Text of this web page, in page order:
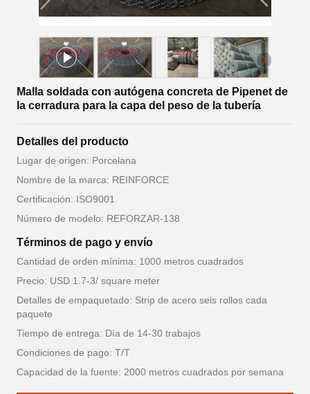
Malla soldada con autógena concreta de Pipenet de
la cerradura para la capa del peso de la tubería
Detalles del producto
Lugar de origen: Porcelana
Nombre de la marca: REINFORCE
Certificación: ISO9001
Número de modelo: REFORZAR-138
Términos de pago y envío
Cantidad de orden mínima: 1000 metros cuadrados
Precio: USD 1.7-3/ square meter
Detalles de empaquetado: Strip de acero seis rollos cada
paquete
Tiempo de entrega: Día de 14-30 trabajos
Condiciones de pago: T/T
Capacidad de la fuente: 2000 metros cuadrados por semana